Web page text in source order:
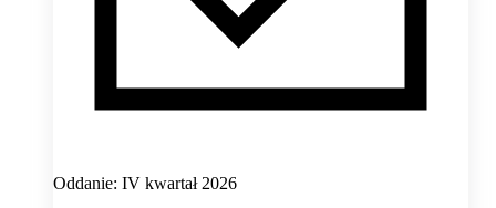
Oddanie: IV kwartał 2026